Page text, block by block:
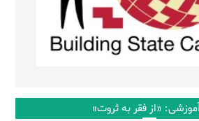
«از فقر به ثروت»